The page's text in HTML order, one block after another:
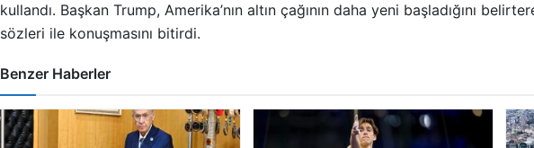
kullandı. Başkan Trump, Amerika’nın altın çağının daha yeni başladığını
sözleri ile konuşmasını bitirdi.
Benzer Haberler